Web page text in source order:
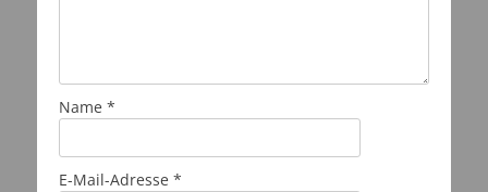
Name *
E-Mail-Adresse *